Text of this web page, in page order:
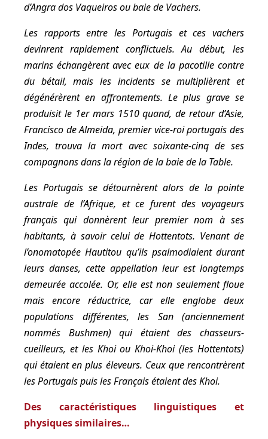
d’Angra dos Vaqueirosou baie de Vachers.
Les rapports entre les Portugais et ces vachers
devinrent rapidement conflictuels. Au début, les
marins échangèrent avec eux de la pacotille contre
du bétail, mais les incidents se multiplièrent et
dégénérèrent en affrontements. Le plus grave se
produisit le 1er mars 1510 quand, de retour d’Asie,
Francisco de Almeida, premier vice-roi portugais des
Indes, trouva la mort avec soixante-cinq de ses
compagnons dans la région de la baie de la Table.
Les Portugais se détournèrent alors de la pointe
australe de l’Afrique, et ce furent des voyageurs
français qui donnèrent leur premier nom à ses
habitants, à savoir celui de Hottentots. Venant de
l’onomatopéeHautitou qu’ils psalmodiaient durant
leurs danses, cette appellation leur est longtemps
demeurée accolée. Or, elle est non seulement floue
mais encore réductrice, car elle englobe deux
populations différentes, les San (anciennement
nommés Bushmen) qui étaient des chasseurs-
cueilleurs, et les Khoi ou Khoi-Khoi (les Hottentots)
qui étaient en plus éleveurs. Ceux que rencontrèrent
les Portugais puis les Français étaient des Khoi.
Des caractéristiques linguistiques et
physiques similaires…